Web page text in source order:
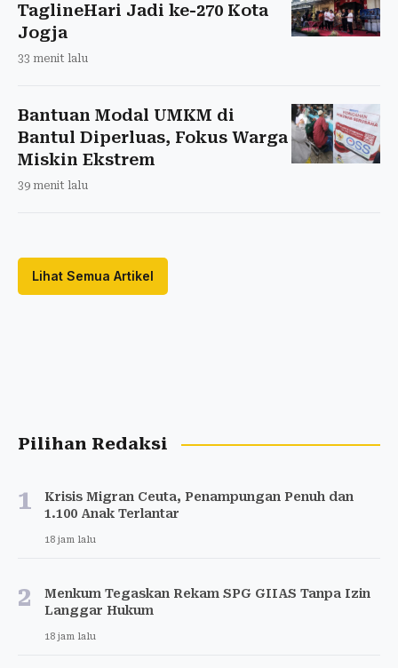
TaglineHari Jadi ke-270 Kota
Jogja
33 menit lalu
Bantuan Modal UMKM di
Bantul Diperluas, Fokus Warga
Miskin Ekstrem
39 menit lalu
Lihat Semua Artikel
Pilihan Redaksi
1
Krisis Migran Ceuta, Penampungan Penuh dan
1.100 Anak Terlantar
18 jam lalu
2
Menkum Tegaskan Rekam SPG GIIAS Tanpa Izin
Langgar Hukum
18 jam lalu